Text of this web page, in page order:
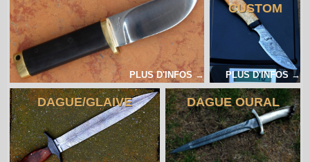
PLUS D'INFOS →
CUSTOM
PLUS D'INFOS →
DAGUE/GLAIVE DAGUE OURAL